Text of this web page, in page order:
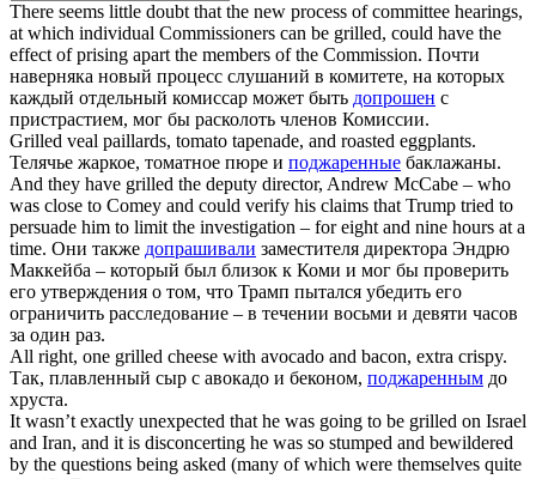
There seems little doubt that the new process of committee hearings,
at which individual Commissioners can be grilled, could have the
effect of prising apart the members of the Commission. Почти
наверняка новый процесс слушаний в комитете, на которых
каждый отдельный комиссар может быть допрошен с
пристрастием, мог бы расколоть членов Комиссии.
Grilled veal paillards, tomato tapenade, and roasted eggplants.
Телячье жаркое, томатное пюре и поджаренные баклажаны.
And they have grilled the deputy director, Andrew McCabe – who
was close to Comey and could verify his claims that Trump tried to
persuade him to limit the investigation – for eight and nine hours at a
time. Они также допрашивали заместителя директора Эндрю
Маккейба – который был близок к Коми и мог бы проверить
его утверждения о том, что Трамп пытался убедить его
ограничить расследование – в течении восьми и девяти часов
за один раз.
All right, one grilled cheese with avocado and bacon, extra crispy.
Так, плавленный сыр с авокадо и беконом, поджаренным до
хруста.
It wasn’t exactly unexpected that he was going to be grilled on Israel
and Iran, and it is disconcerting he was so stumped and bewildered
by the questions being asked (many of which were themselves quite